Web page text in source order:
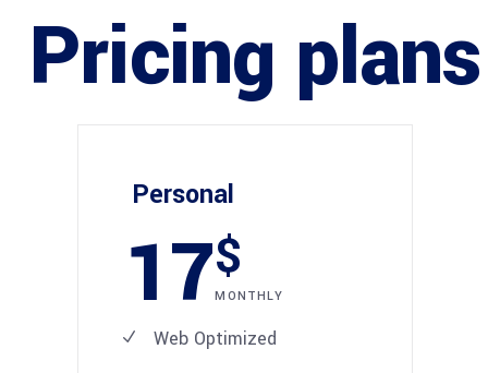
Pricing plans
Personal
17$
MONTHLY
Web Optimized